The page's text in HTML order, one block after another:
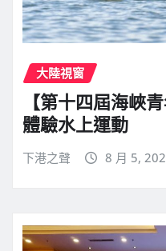
大陸視窗
【第十四屆海峽
體驗水上運動
下港之聲 8 月 5,